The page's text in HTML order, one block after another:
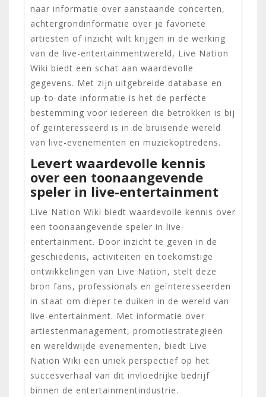
naar informatie over aanstaande concerten,
achtergrondinformatie over je favoriete
artiesten of inzicht wilt krijgen in de werking
van de live-entertainmentwereld, Live Nation
Wiki biedt een schat aan waardevolle
gegevens. Met zijn uitgebreide database en
up-to-date informatie is het de perfecte
bestemming voor iedereen die betrokken is bij
of geïnteresseerd is in de bruisende wereld
van live-evenementen en muziekoptredens.
Levert waardevolle kennis
over een toonaangevende
speler in live-entertainment
Live Nation Wiki biedt waardevolle kennis over
een toonaangevende speler in live-
entertainment. Door inzicht te geven in de
geschiedenis, activiteiten en toekomstige
ontwikkelingen van Live Nation, stelt deze
bron fans, professionals en geïnteresseerden
in staat om dieper te duiken in de wereld van
live-entertainment. Met informatie over
artiestenmanagement, promotiestrategieën
en wereldwijde evenementen, biedt Live
Nation Wiki een uniek perspectief op het
succesverhaal van dit invloedrijke bedrijf
binnen de entertainmentindustrie.